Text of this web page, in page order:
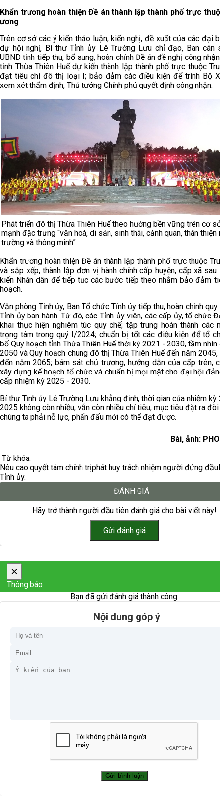
Khẩn trương hoàn thiện Đề án thành lập thành phố trực
ương
Trên cơ sở các ý kiến thảo luận, kiến nghị, đề xuất của các đại
dự hội nghị, Bí thư Tỉnh ủy Lê Trường Lưu chỉ đạo, Ban cán
UBND tỉnh tiếp thu, bổ sung, hoàn chỉnh Đề án đề nghị công
tỉnh Thừa Thiên Huế dự kiến thành lập thành phố trực thuộc
đạt tiêu chí đô thị loại I; bảo đảm các điều kiện để trình Bộ
xem xét thẩm định, Thủ tướng Chính phủ quyết định công nhận.
Phát triển đô thị Thừa Thiên Huế theo hướng bền vững trên cơ
mạnh đặc trưng “văn hoá, di sản, sinh thái, cảnh quan, thân thiện
trường và thông minh”
Khẩn trương hoàn thiện Đề án thành lập thành phố trực thuộc
và sắp xếp, thành lập đơn vị hành chính cấp huyện, cấp xã
kiến Nhân dân để tiếp tục các bước tiếp theo nhằm bảo đảm
hoạch.
Văn phòng Tỉnh ủy, Ban Tổ chức Tỉnh ủy tiếp thu, hoàn chỉnh quy
Tỉnh ủy ban hành. Từ đó, các Tỉnh ủy viên, các cấp ủy, tổ chức
khai thực hiện nghiêm túc quy chế; tập trung hoàn thành các
trọng tâm trong quý I/2024; chuẩn bị tốt các điều kiện để tổ
bố Quy hoạch tỉnh Thừa Thiên Huế thời kỳ 2021 - 2030, tầm nhìn
2050 và Quy hoạch chung đô thị Thừa Thiên Huế đến năm 2045,
đến năm 2065; bám sát chủ trương, hướng dẫn của cấp trên,
xây dựng kế hoạch tổ chức và chuẩn bị mọi mặt cho đại hội
cấp nhiệm kỳ 2025 - 2030.
Bí thư Tỉnh ủy Lê Trường Lưu khẳng định, thời gian của nhiệm kỳ
2025 không còn nhiều, vẫn còn nhiều chỉ tiêu, mục tiêu đặt ra
chúng ta phải nỗ lực, phấn đấu mới có thể đạt được.
Bài, ảnh:
Từ khóa:
Nêu cao quyết tâm chính trịphát huy trách nhiệm người đứng đầu
Tỉnh ủy.
ĐÁNH GIÁ
Hãy trở thành người đầu tiên đánh giá cho bài viết này!
×
Thông báo
Bạn đã gửi đánh giá thành công.
Nội dung góp ý